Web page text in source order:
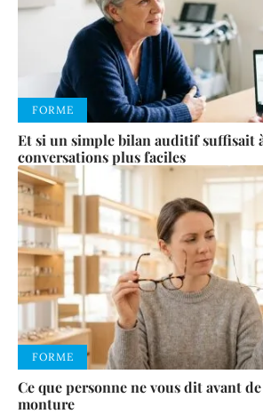
FORME
Et si un simple bilan auditif suffisait
conversations plus faciles
FORME
Ce que personne ne vous dit avant
monture